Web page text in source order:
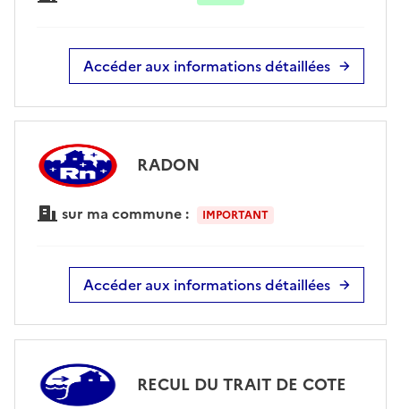
Accéder aux informations détaillées
RADON
sur ma commune : IMPORTANT
Accéder aux informations détaillées
RECUL DU TRAIT DE COTE